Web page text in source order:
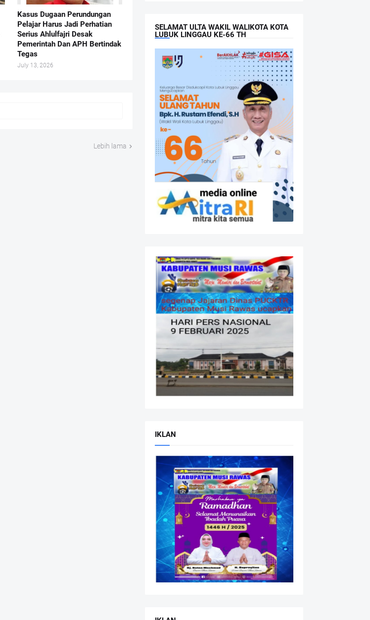
Kasus Dugaan Perundungan
Pelajar Harus Jadi Perhatian
Serius Ahlulfajri Desak
Pemerintah Dan APH Bertindak
Tegas
July 13, 2026
Lebih lama
SELAMAT ULTA WAKIL WALIKOTA KOTA
LUBUK LINGGAU KE-66 TH
IKLAN